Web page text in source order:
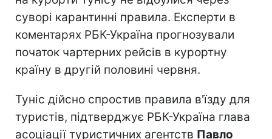
суворі карантинні правила. Експерти в
коментарях РБК-Україна прогнозували
початок чартерних рейсів в курортну
країну в другій половині червня.
Туніс дійсно спростив правила в'їзду для
туристів, підтверджує РБК-Україна глава
асоціації туристичних агентств Павло